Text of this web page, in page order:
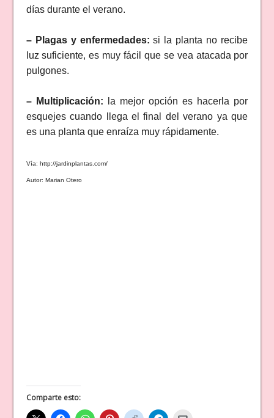
días durante el verano.
– Plagas y enfermedades: si la planta no recibe
luz suficiente, es muy fácil que se vea atacada por
pulgones.
– Multiplicación: la mejor opción es hacerla por
esquejes cuando llega el final del verano ya que
es una planta que enraíza muy rápidamente.
Vía: http://jardinplantas.com/
Autor: Marian Otero
Comparte esto: